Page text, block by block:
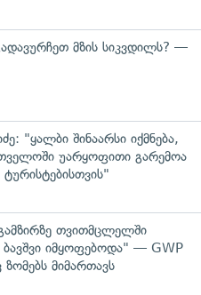
მზის სიკვდილს? —
"ყალბი შინაარსი იქმნება,
უარყოფითი გარემოა
თვითმცლელში
იმყოფებოდა" — GWP
მიმართავს